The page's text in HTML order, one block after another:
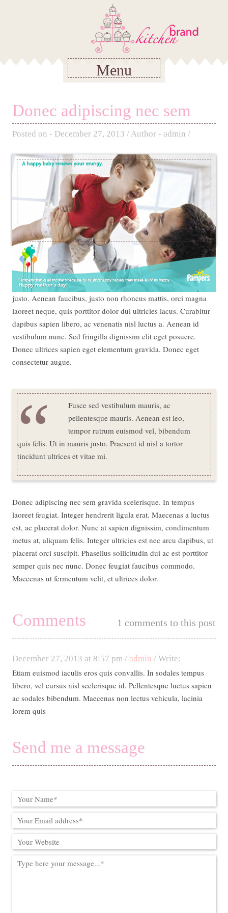
Menu
Donec adipiscing nec sem
Posted on - December 27, 2013 / Author - admin /
Lorem ipsum dolor sit amet, consectetur adipiscing elit.
Pellentesque dui diam, pharetra vel dui sit amet, aliquam ornare
justo. Aenean faucibus, justo non rhoncus mattis, orci magna
laoreet neque, quis porttitor dolor dui ultricies lacus. Curabitur
dapibus sapien libero, ac venenatis nisl luctus a. Aenean id
vestibulum nunc. Sed fringilla dignissim elit eget posuere.
Donec ultrices sapien eget elementum gravida. Donec eget
consectetur augue.
Fusce sed vestibulum mauris, ac
pellentesque mauris. Aenean est leo,
tempor rutrum euismod vel, bibendum
quis felis. Ut in mauris justo. Praesent id nisl a tortor
tincidunt ultrices et vitae mi.
Donec adipiscing nec sem gravida scelerisque. In tempus
laoreet feugiat. Integer hendrerit ligula erat. Maecenas a luctus
est, ac placerat dolor. Nunc at sapien dignissim, condimentum
metus at, aliquam felis. Integer ultricies est nec arcu dapibus, ut
placerat orci suscipit. Phasellus sollicitudin dui ac est porttitor
semper quis nec nunc. Donec feugiat faucibus commodo.
Maecenas ut fermentum velit, et ultrices dolor.
Comments 1 comments to this post
December 27, 2013 at 8:57 pm / admin / Write:
Etiam euismod iaculis eros quis convallis. In sodales tempus
libero, vel cursus nisl scelerisque id. Pellentesque luctus sapien
ac sodales bibendum. Maecenas non lectus vehicula, lacinia
lorem quis
Send me a message